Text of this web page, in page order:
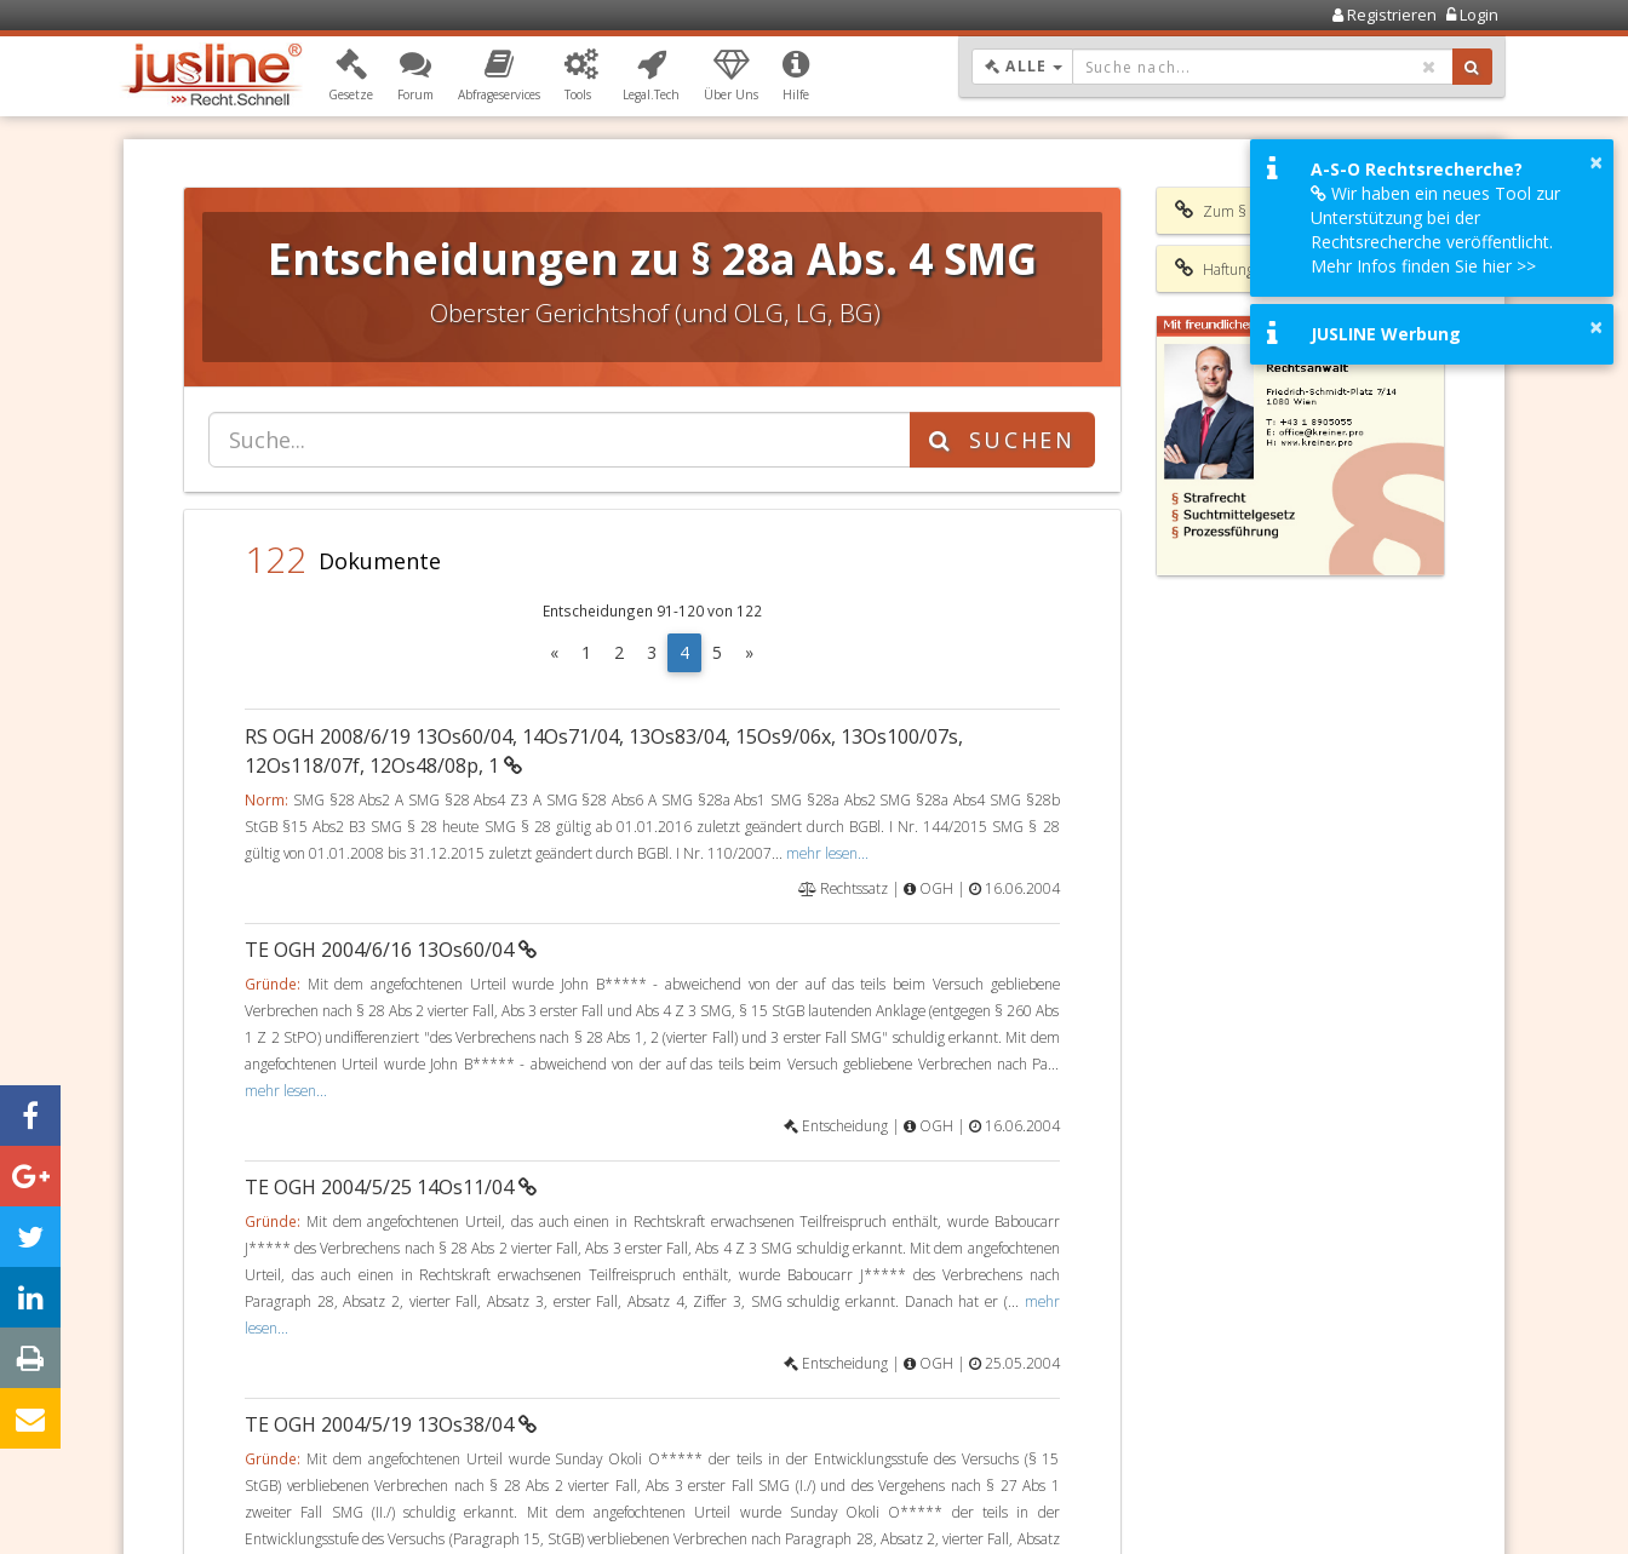
Registrieren Login
Gesetze Forum Abfrageservices Tools Legal.Tech Über Uns Hilfe
ALLE DROPDOWN: GEWÄHLTER WERT IST ALLE
Entscheidungen zu § 28a Abs. 4 SMG
Oberster Gerichtshof (und OLG, LG, BG)
SUCHEN
122 Dokumente
Entscheidungen 91-120 von 122
« 1 2 3 4(
c
r
r
n
t
)
5 »
RS OGH 2008/6/19 13Os60/04, 14Os71/04, 13Os83/04, 15Os9/06x, 13Os100/07s,
12Os118/07f, 12Os48/08p, 1
Norm: SMG §28 Abs2 A SMG §28 Abs4 Z3 A SMG §28 Abs6 A SMG §28a Abs1 SMG §28a Abs2 SMG §28a Abs4 SMG §28b
StGB §15 Abs2 B3 SMG § 28 heute SMG § 28 gültig ab 01.01.2016 zuletzt geändert durch BGBl. I Nr. 144/2015 SMG § 28
gültig von 01.01.2008 bis 31.12.2015 zuletzt geändert durch BGBl. I Nr. 110/2007... mehr lesen...
Rechtssatz |
OGH | 16.06.2004
TE OGH 2004/6/16 13Os60/04
Gründe: Mit dem angefochtenen Urteil wurde John B***** - abweichend von der auf das teils beim Versuch gebliebene
Verbrechen nach § 28 Abs 2 vierter Fall, Abs 3 erster Fall und Abs 4 Z 3 SMG, § 15 StGB lautenden Anklage (entgegen § 260 Abs
1 Z 2 StPO) undifferenziert "des Verbrechens nach § 28 Abs 1, 2 (vierter Fall) und 3 erster Fall SMG" schuldig erkannt. Mit dem
angefochtenen Urteil wurde John B***** - abweichend von der auf das teils beim Versuch gebliebene Verbrechen nach Pa...
mehr lesen...
Entscheidung |
OGH | 16.06.2004
TE OGH 2004/5/25 14Os11/04
Gründe: Mit dem angefochtenen Urteil, das auch einen in Rechtskraft erwachsenen Teilfreispruch enthält, wurde Baboucarr
J***** des Verbrechens nach § 28 Abs 2 vierter Fall, Abs 3 erster Fall, Abs 4 Z 3 SMG schuldig erkannt. Mit dem angefochtenen
Urteil, das auch einen in Rechtskraft erwachsenen Teilfreispruch enthält, wurde Baboucarr J***** des Verbrechens nach
Paragraph 28, Absatz 2, vierter Fall, Absatz 3, erster Fall, Absatz 4, Ziffer 3, SMG schuldig erkannt. Danach hat er (... mehr
lesen...
Entscheidung |
OGH | 25.05.2004
TE OGH 2004/5/19 13Os38/04
Gründe: Mit dem angefochtenen Urteil wurde Sunday Okoli O***** der teils in der Entwicklungsstufe des Versuchs (§ 15
StGB) verbliebenen Verbrechen nach § 28 Abs 2 vierter Fall, Abs 3 erster Fall SMG (I./) und des Vergehens nach § 27 Abs 1
zweiter Fall SMG (II./) schuldig erkannt. Mit dem angefochtenen Urteil wurde Sunday Okoli O***** der teils in der
Entwicklungsstufe des Versuchs (Paragraph 15, StGB) verbliebenen Verbrechen nach Paragraph 28, Absatz 2, vierter Fall, Absatz
Zum § 28a SMG
Haftungsausschluss
×
A-S-O Rechtsrecherche?
Wir haben ein neues Tool zur
Unterstützung bei der
Rechtsrecherche veröffentlicht.
Mehr Infos finden Sie hier >>
×
JUSLINE Werbung